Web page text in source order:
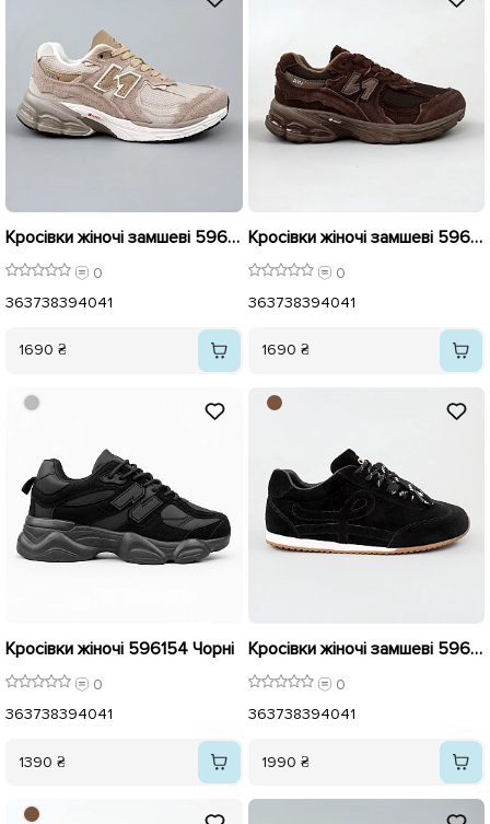
Кросівки жіночі замшеві 596123 Бежеві
0
363738394041
1690 ₴
Кросівки жіночі замшеві 596122 Коричневі
0
363738394041
1690 ₴
Кросівки жіночі 596154 Чорні
0
363738394041
1390 ₴
Кросівки жіночі замшеві 596120 Чорні
0
363738394041
1990 ₴